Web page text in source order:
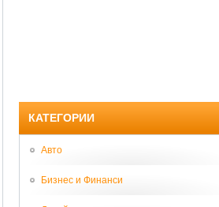
КАТЕГОРИИ
Авто
Бизнес и Финанси